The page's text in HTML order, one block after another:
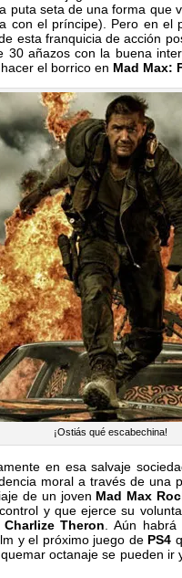
puta seta de una forma que
con el príncipe). Pero en el
esta franquicia de acción
30 añazos con la buena
el borrico en Mad Max:
¡Ostiás qué escabechina!
en esa salvaje
moral a través de una
de un joven Mad Max
y que ejerce su
Charlize Theron. Aún habrá
y el próximo juego de PS4
octanaje se pueden